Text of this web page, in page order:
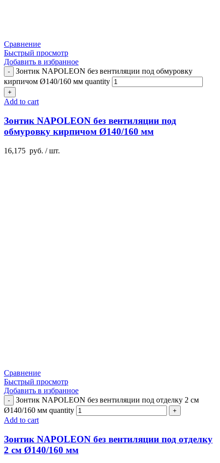
Сравнение
Быстрый просмотр
Добавить в избранное
Зонтик NAPOLEON без вентиляции под обмуровку
кирпичом Ø140/160 мм quantity
Add to cart
Зонтик NAPOLEON без вентиляции под
обмуровку кирпичом Ø140/160 мм
16,175 руб. / шт.
Сравнение
Быстрый просмотр
Добавить в избранное
Зонтик NAPOLEON без вентиляции под отделку 2 см
Ø140/160 мм quantity
Add to cart
Зонтик NAPOLEON без вентиляции под отделку
2 см Ø140/160 мм